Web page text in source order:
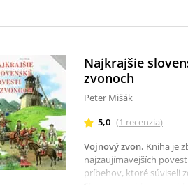
Najkrajšie
zvonoch
Peter Mišák
5,0 (1 recenzia)
Vojnový zvon. Kniha je
najzaujímavejších
príbehov, ktoré súviseli
Slovenska a hlavne z